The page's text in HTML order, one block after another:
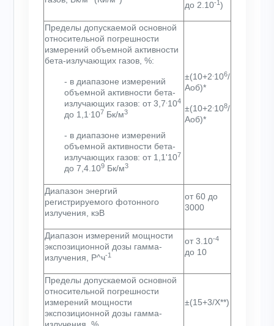
до 2.10-1)
Пределы допускаемой основной
относительной погрешности
измерений объемной активности
бета-излучающих газов, %:
- в диапазоне измерений
объемной активности бета-
излучающих газов: от 3,7 104
до 1,1 107 Бк/м3
- в диапазоне измерений
объемной активности бета-
излучающих газов: от 1,1'107
до 7,4.109 Бк/м3
±(10+2 106/
Аоб)*
±(10+2 108/
Аоб)*
Диапазон энергий
регистрируемого фотонного
излучения, кэВ
от 60 до
3000
Диапазон измерений мощности
экспозиционной дозы гамма-
излучения, Р^ч-1
от 3.10-4
до 10
Пределы допускаемой основной
относительной погрешности
измерений мощности
экспозиционной дозы гамма-
±(15+3/Х**)